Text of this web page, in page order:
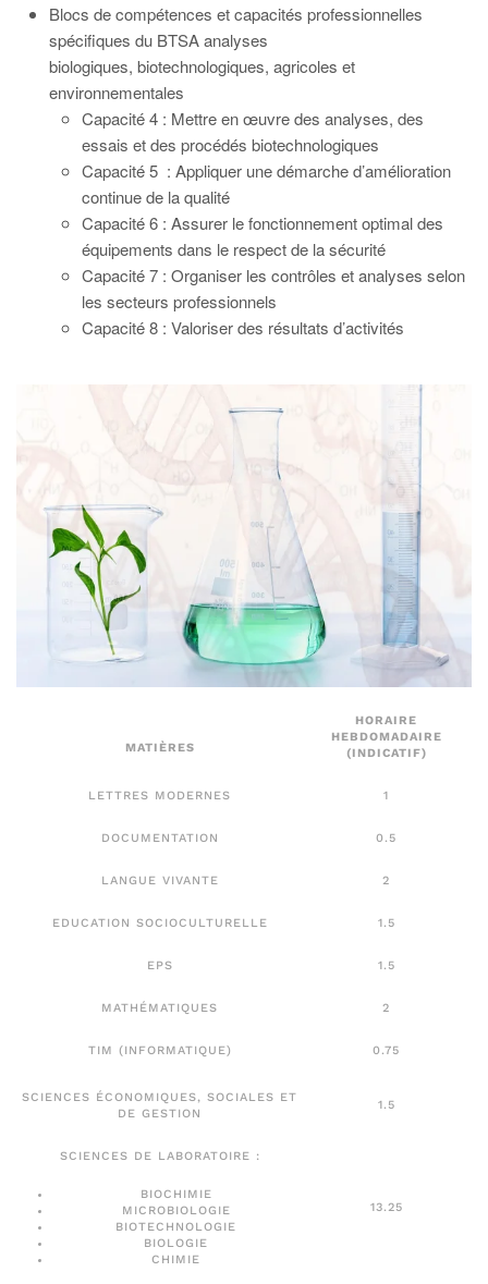
Blocs de compétences et capacités professionnelles
spécifiques du BTSA analyses
biologiques, biotechnologiques, agricoles et
environnementales
Capacité 4 : Mettre en œuvre des analyses, des
essais et des procédés biotechnologiques
Capacité 5 : Appliquer une démarche d’amélioration
continue de la qualité
Capacité 6 : Assurer le fonctionnement optimal des
équipements dans le respect de la sécurité
Capacité 7 : Organiser les contrôles et analyses selon
les secteurs professionnels
Capacité 8 : Valoriser des résultats d’activités
MATIÈRES
HORAIRE
HEBDOMADAIRE
(INDICATIF)
LETTRES MODERNES 1
DOCUMENTATION 0.5
LANGUE VIVANTE 2
EDUCATION SOCIOCULTURELLE 1.5
EPS 1.5
MATHÉMATIQUES 2
TIM (INFORMATIQUE) 0.75
SCIENCES ÉCONOMIQUES, SOCIALES ET
DE GESTION
1.5
SCIENCES DE LABORATOIRE :
BIOCHIMIE
MICROBIOLOGIE
BIOTECHNOLOGIE
BIOLOGIE
CHIMIE
13.25